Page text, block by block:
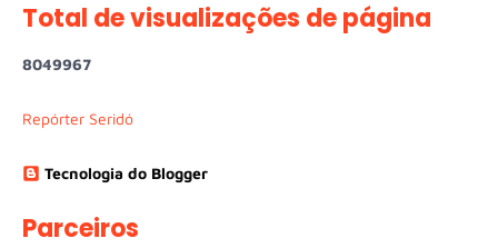
Total de visualizações de página
8049967
Repórter Seridó
Tecnologia do Blogger
Parceiros